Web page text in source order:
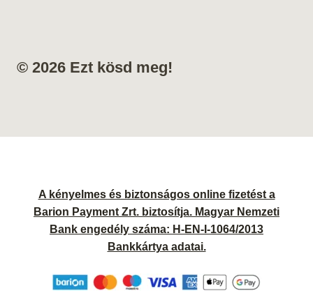
© 2026 Ezt kösd meg!
A kényelmes és biztonságos online fizetést a
Barion Payment Zrt. biztosítja. Magyar Nemzeti
Bank engedély száma: H-EN-I-1064/2013
Bankkártya adatai.